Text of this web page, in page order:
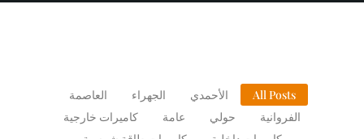
All Posts الأحمدي الجهراء
العاصمة
الفروانية
حولي عامة
كاميرات خارجية